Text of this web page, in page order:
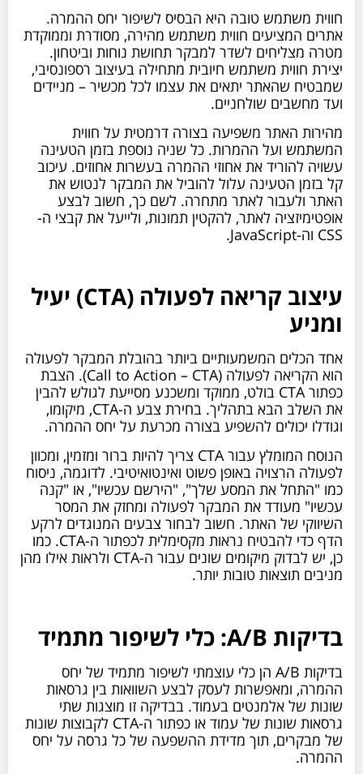
חווית משתמש טובה היא הבסיס לשיפור יחס ההמרה.
אתרים המציעים חווית משתמש מהירה, מסודרת וממוקדת
מטרה מצליחים לשדר למבקר תחושת נוחות וביטחון.
יצירת חווית משתמש חיובית מתחילה בעיצוב רספונסיבי,
שמבטיח שהאתר יתאים את עצמו לכל מכשיר – מניידים
ועד מחשבים שולחניים.
מהירות האתר משפיעה בצורה דרמטית על חווית
המשתמש ועל ההמרות. כל שניה נוספת בזמן הטעינה
עשויה להוריד את אחוזי ההמרה בעשרות אחוזים. עיכוב
קל בזמן הטעינה עלול להוביל את המבקר לנטוש את
האתר ולעבור לאתר מתחרה. לשם כך, חשוב לבצע
אופטימיזציה לאתר, להקטין תמונות, ולייעל את קבצי ה-
CSS וה-JavaScript.
עיצוב קריאה לפעולה (CTA) יעיל
ומניע
אחד הכלים המשמעותיים ביותר בהובלת המבקר לפעולה
הוא הקריאה לפעולה (Call to Action – CTA). הצבת
כפתור CTA בולט, ממוקד ומשכנע מסייעת לגולש להבין
את השלב הבא בתהליך. בחירת צבע ה-CTA, מיקומו,
וגודלו יכולים להשפיע בצורה מכרעת על יחס ההמרה.
הנוסח המומלץ עבור CTA צריך להיות ברור ומזמין, ומכוון
לפעולה הרצויה באופן פשוט ואינטואיטיבי. לדוגמה, ניסוח
כמו "התחל את המסע שלך", "הירשם עכשיו", או "קנה
עכשיו" מעודד את המבקר לפעולה ומחזק את המסר
השיווקי של האתר. חשוב לבחור צבעים המנוגדים לרקע
הדף כדי להבטיח נראות מקסימלית לכפתור ה-CTA. כמו
כן, יש לבדוק מיקומים שונים עבור ה-CTA ולראות אילו מהן
מניבים תוצאות טובות יותר.
בדיקות A/B: כלי לשיפור מתמיד
בדיקות A/B הן כלי עוצמתי לשיפור מתמיד של יחס
ההמרה, ומאפשרות לעסק לבצע השוואות בין גרסאות
שונות של אלמנטים בעמוד. בבדיקה זו מוצגות שתי
גרסאות שונות של עמוד או כפתור ה-CTA לקבוצות שונות
של מבקרים, תוך מדידת ההשפעה של כל גרסה על יחס
ההמרה.